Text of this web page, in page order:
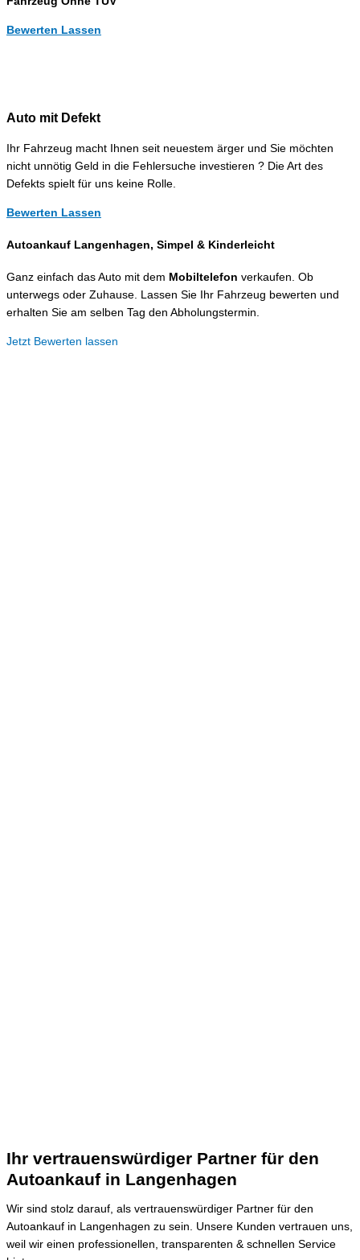
Bewerten Lassen
Auto mit Defekt
Ihr Fahrzeug macht Ihnen seit neuestem ärger und Sie möchten
nicht unnötig Geld in die Fehlersuche investieren ? Die Art des
Defekts spielt für uns keine Rolle.
Bewerten Lassen
Autoankauf Langenhagen, Simpel & Kinderleicht
Ganz einfach das Auto mit dem Mobiltelefon verkaufen. Ob
unterwegs oder Zuhause. Lassen Sie Ihr Fahrzeug bewerten und
erhalten Sie am selben Tag den Abholungstermin.
Jetzt Bewerten lassen
Ihr vertrauenswürdiger Partner für den
Autoankauf in Langenhagen
Wir sind stolz darauf, als vertrauenswürdiger Partner für den
Autoankauf in Langenhagen zu sein. Unsere Kunden vertrauen uns,
weil wir einen professionellen, transparenten & schnellen Service